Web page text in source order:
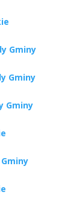
Gminy
Gminy
Gminy